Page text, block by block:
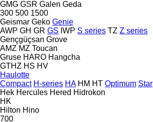
GMG GSR Galen Geda
300 500 1500
Geismar Geko Genie
AWP GH GR GS IWP S series TZ Z series
Gençgüçsan Grove
AMZ MZ Toucan
Gruse HARO Hangcha
GTHZ HS HV
Haulotte
Compact H-series HA HM HT Optimum Star
Hek Hercules Hered Hidrokon
HK
Hilton Hino
700